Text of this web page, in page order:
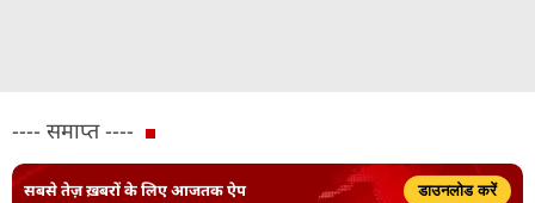
---- समाप्त ----
सबसे तेज़ ख़बरों के लिए आजतक ऐप डाउनलोड करें